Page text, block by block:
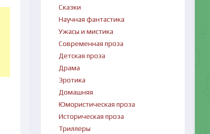
Сказки
Научная фантастика
Ужасы и мистика
Современная проза
Детская проза
Драма
Эротика
Домашняя
Юмористическая проза
Историческая проза
Триллеры